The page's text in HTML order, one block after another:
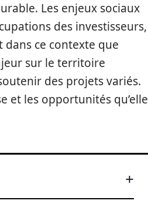
Les enjeux sociaux
des investisseurs,
dans ce contexte que
sur le territoire
des projets variés.
et les opportunités qu’elle